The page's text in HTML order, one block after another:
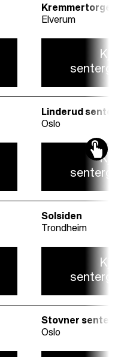
Kremmertorget
Elverum
Linderud senter
Oslo
Solsiden
Trondheim
Stovner senter
Oslo